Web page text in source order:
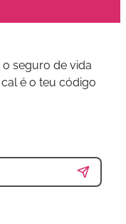
seguro de vida
é o teu código